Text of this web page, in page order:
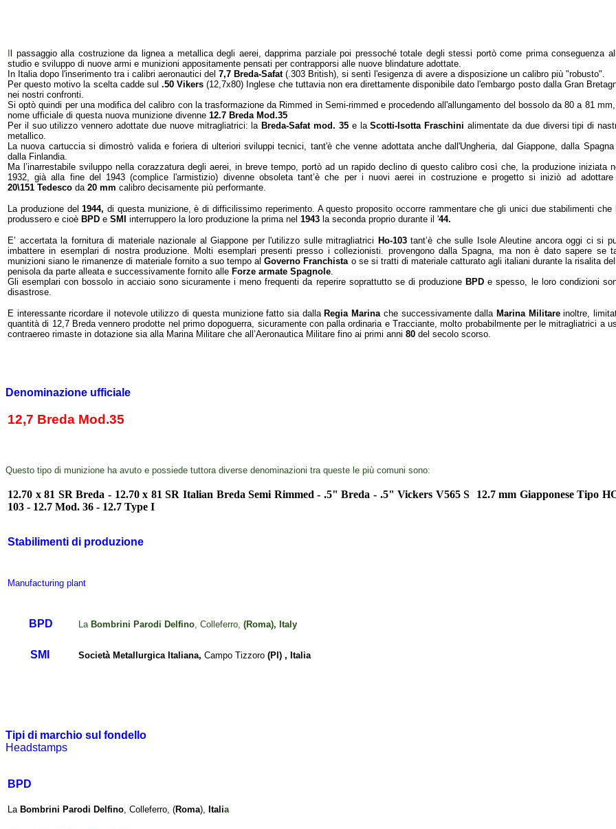
l passaggio alla costruzione da lignea a metallica degli aerei, dapprima parziale poi pressoché totale degli stessi portò come prima conseguenza
studio e sviluppo di nuove armi e munizioni appositamente pensati per contrapporsi alle nuove blindature adottate.
In Italia dopo l'inserimento tra i calibri aeronautici del 7,7 Breda-Safat(.303 British), si sentì l'esigenza di avere a disposizione un calibro più "robusto".
Per questo motivo la scelta cadde sul .50 Vikers(12,7x80) Inglese che tuttavia non era direttamente disponibile dato l'embargo posto dalla Gran
nei nostri confronti.
Si optò quindi per una modifica del calibro con la trasformazione da Rimmed in Semi-rimmed e procedendo all'allungamento del bossolo da 80 a 81 mm,
nome ufficiale di questa nuova munizione divenne 12.7 Breda Mod.35
Per il suo utilizzo vennero adottate due nuove mitragliatrici: la Breda-Safat mod. 35e laScotti-Isotta Fraschini alimentate da due diversi tipi di
metallico.
La nuova cartuccia si dimostrò valida e foriera di ulteriori sviluppi tecnici, tant'è che venne adottata anche dall'Ungheria, dal Giappone, dalla
dalla Finlandia.
Ma l’inarrestabile sviluppo nella corazzatura degli aerei, in breve tempo, portò ad un rapido declino di questo calibro così che, la produzione iniziata
1932, già alla fine del 1943 (complice l'armistizio) divenne obsoleta tant’è che per i nuovi aerei in costruzione e progetto si iniziò ad adottare
20\151 Tedesco da 20 mm calibro decisamente più performante.
La produzione del1944,di questa munizione, è di difficilissimo reperimento. A questo proposito occorre rammentare che gli unici due stabilimenti che
produssero e cioè BPD e SMI interruppero la loro produzione la prima nel 1943 la seconda proprio durante il '44.
E’ accertata la fornitura di materiale nazionale al Giappone per l'utilizzo sulle mitragliatrici Ho-103tant’è che sulle Isole Aleutine ancora oggi ci si
imbattere in esemplari di nostra produzione. Molti esemplari presenti presso i collezionisti. provengono dalla Spagna, ma non è dato sapere se
munizioni siano le rimanenze di materiale fornito a suo tempo alGoverno Franchistao se si tratti di materiale catturato agli italiani durante la risalita
penisola da parte alleata e successivamente fornito alle Forze armate Spagnole.
Gli esemplari con bossolo in acciaio sono sicuramente i meno frequenti da reperire soprattutto se di produzione BPD e spesso, le loro condizioni
disastrose.
E interessante ricordare il notevole utilizzo di questa munizione fatto sia dalla Regia Marinache successivamente dalla Marina Militareinoltre,
quantità di 12,7 Breda vennero prodotte nel primo dopoguerra, sicuramente con palla ordinaria e Tracciante, molto probabilmente per le mitragliatrici a
contraereo rimaste in dotazione sia alla Marina Militare che all’Aeronautica Militare fino ai primi anni 80 del secolo scorso.
Denominazione ufficiale
12,7 Breda Mod.35
Questo tipo di munizione ha avuto e possiede tuttora diverse denominazioni tra queste le più comuni sono:
12.70 x 81 SR Breda - 12.70 x 81 SR Italian Breda Semi Rimmed - .5" Breda - .5" Vickers V565 S 12.7 mm Giapponese Tipo
103 - 12.7 Mod. 36 - 12.7 Type I
Stabilimenti di produzione
Manufacturing plant
BPD La Bombrini Parodi Delfino, Colleferro, (Roma), Italy
SMI Società Metallurgica Italiana, Campo Tizzoro (PI) , Italia
Tipi di marchio sul fondello
Headstamps
BPD
La Bombrini Parodi Delfino, Colleferro, (Roma), Italia